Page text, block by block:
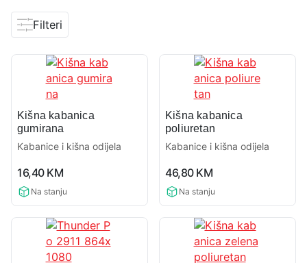
Filteri
Kišna kabanica
gumirana
Kabanice i kišna odijela
rating
16,40 KM
Na stanju
Kišna kabanica
poliuretan
Kabanice i kišna odijela
rating
46,80 KM
Na stanju